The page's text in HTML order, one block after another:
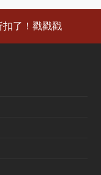
扣了！戳戳戳